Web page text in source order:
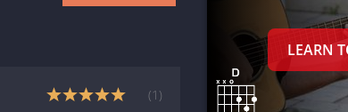
(1)